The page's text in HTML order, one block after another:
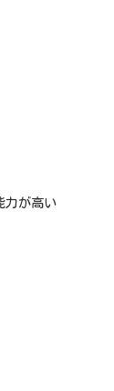
力が高い